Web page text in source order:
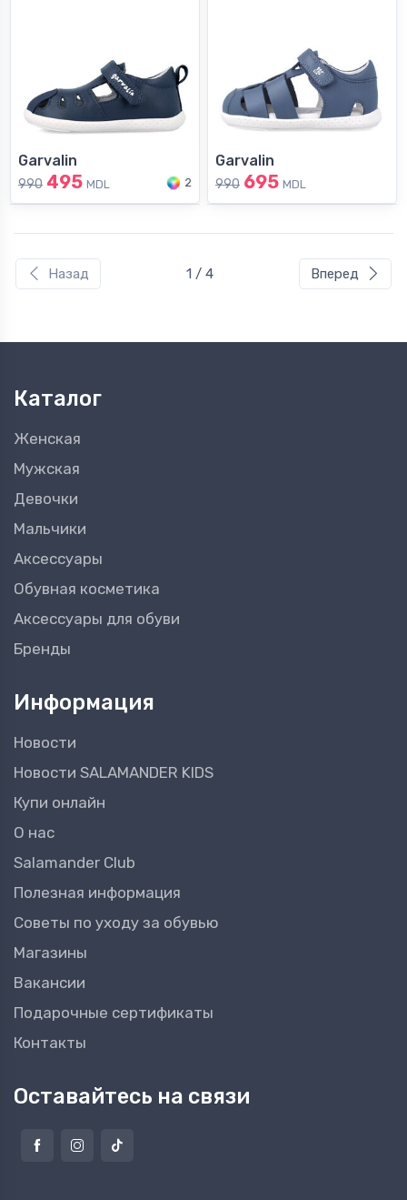
Garvalin
990 495 MDL 2
Garvalin
990 695 MDL
Назад 1 / 4 Вперед
Каталог
Женская
Мужская
Девочки
Мальчики
Аксессуары
Обувная косметика
Аксессуары для обуви
Бренды
Информация
Новости
Новости SALAMANDER KIDS
Купи онлайн
О нас
Salamander Club
Полезная информация
Советы по уходу за обувью
Магазины
Вакансии
Подарочные сертификаты
Контакты
Оставайтесь на связи